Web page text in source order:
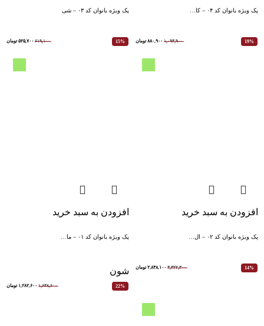
پک ویژه بانوان کد ۰۴ – کا…
19% ۱,۰۹۳,۹۰۰ ۸۸۰,۹۰۰ تومان
پک ویژه بانوان کد ۰۳ – شی
15% ۶۱۹,۱۰۰ ۵۲۵,۷۰۰ تومان
افزودن به سبد خرید
پک ویژه بانوان کد ۰۲ – ال…
14% ۳,۳۲۲,۳۰۰ ۲,۸۴۸,۱۰۰ تومان
افزودن به سبد خرید
پک ویژه بانوان کد ۰۱ – ما…
شون
22% ۱,۶۳۸,۶۰۰ ۱,۲۸۲,۶۰۰ تومان